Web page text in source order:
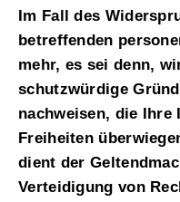
Im Fall des
betreffenden
mehr, es sei denn,
schutzwürdige
nachweisen, die Ihre
Freiheiten
dient der
Verteidigung von